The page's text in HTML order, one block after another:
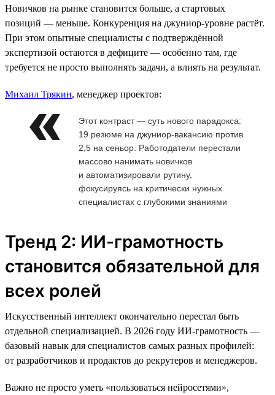
Новичков на рынке становится больше, а стартовых
позиций — меньше. Конкуренция на джуниор-уровне растёт.
При этом опытные специалисты с подтверждённой
экспертизой остаются в дефиците — особенно там, где
требуется не просто выполнять задачи, а влиять на результат.
Михаил Трякин, менеджер проектов:
Этот контраст — суть нового парадокса:
19 резюме на джуниор-вакансию против
2,5 на сеньор. Работодатели перестали
массово нанимать новичков
и автоматизировали рутину,
фокусируясь на критически нужных
специалистах с глубокими знаниями
Тренд 2: ИИ-грамотность
становится обязательной для
всех ролей
Искусственный интеллект окончательно перестал быть
отдельной специализацией. В 2026 году ИИ-грамотность —
базовый навык для специалистов самых разных профилей:
от разработчиков и продактов до рекрутеров и менеджеров.
Важно не просто уметь «пользоваться нейросетями»,